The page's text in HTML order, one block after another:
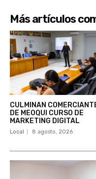
Más artículos
CULMINAN
DE MEOQUI CURSO DE
MARKETING DIGITAL
Local 8 agosto, 2026